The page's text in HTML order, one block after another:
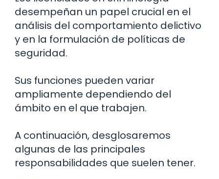
desempeñan un papel crucial en el
análisis del comportamiento delictivo
y en la formulación de políticas de
seguridad.
Sus funciones pueden variar
ampliamente dependiendo del
ámbito en el que trabajen.
A continuación, desglosaremos
algunas de las principales
responsabilidades que suelen tener.